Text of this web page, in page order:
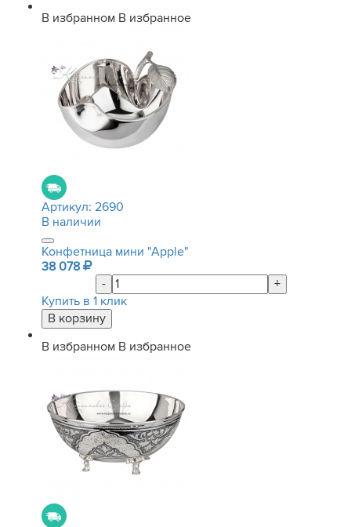
В избранном В избранное
Артикул: 2690
В наличии
Конфетница мини "Apple"
38 078
-
+
Купить в 1 клик
В избранном В избранное